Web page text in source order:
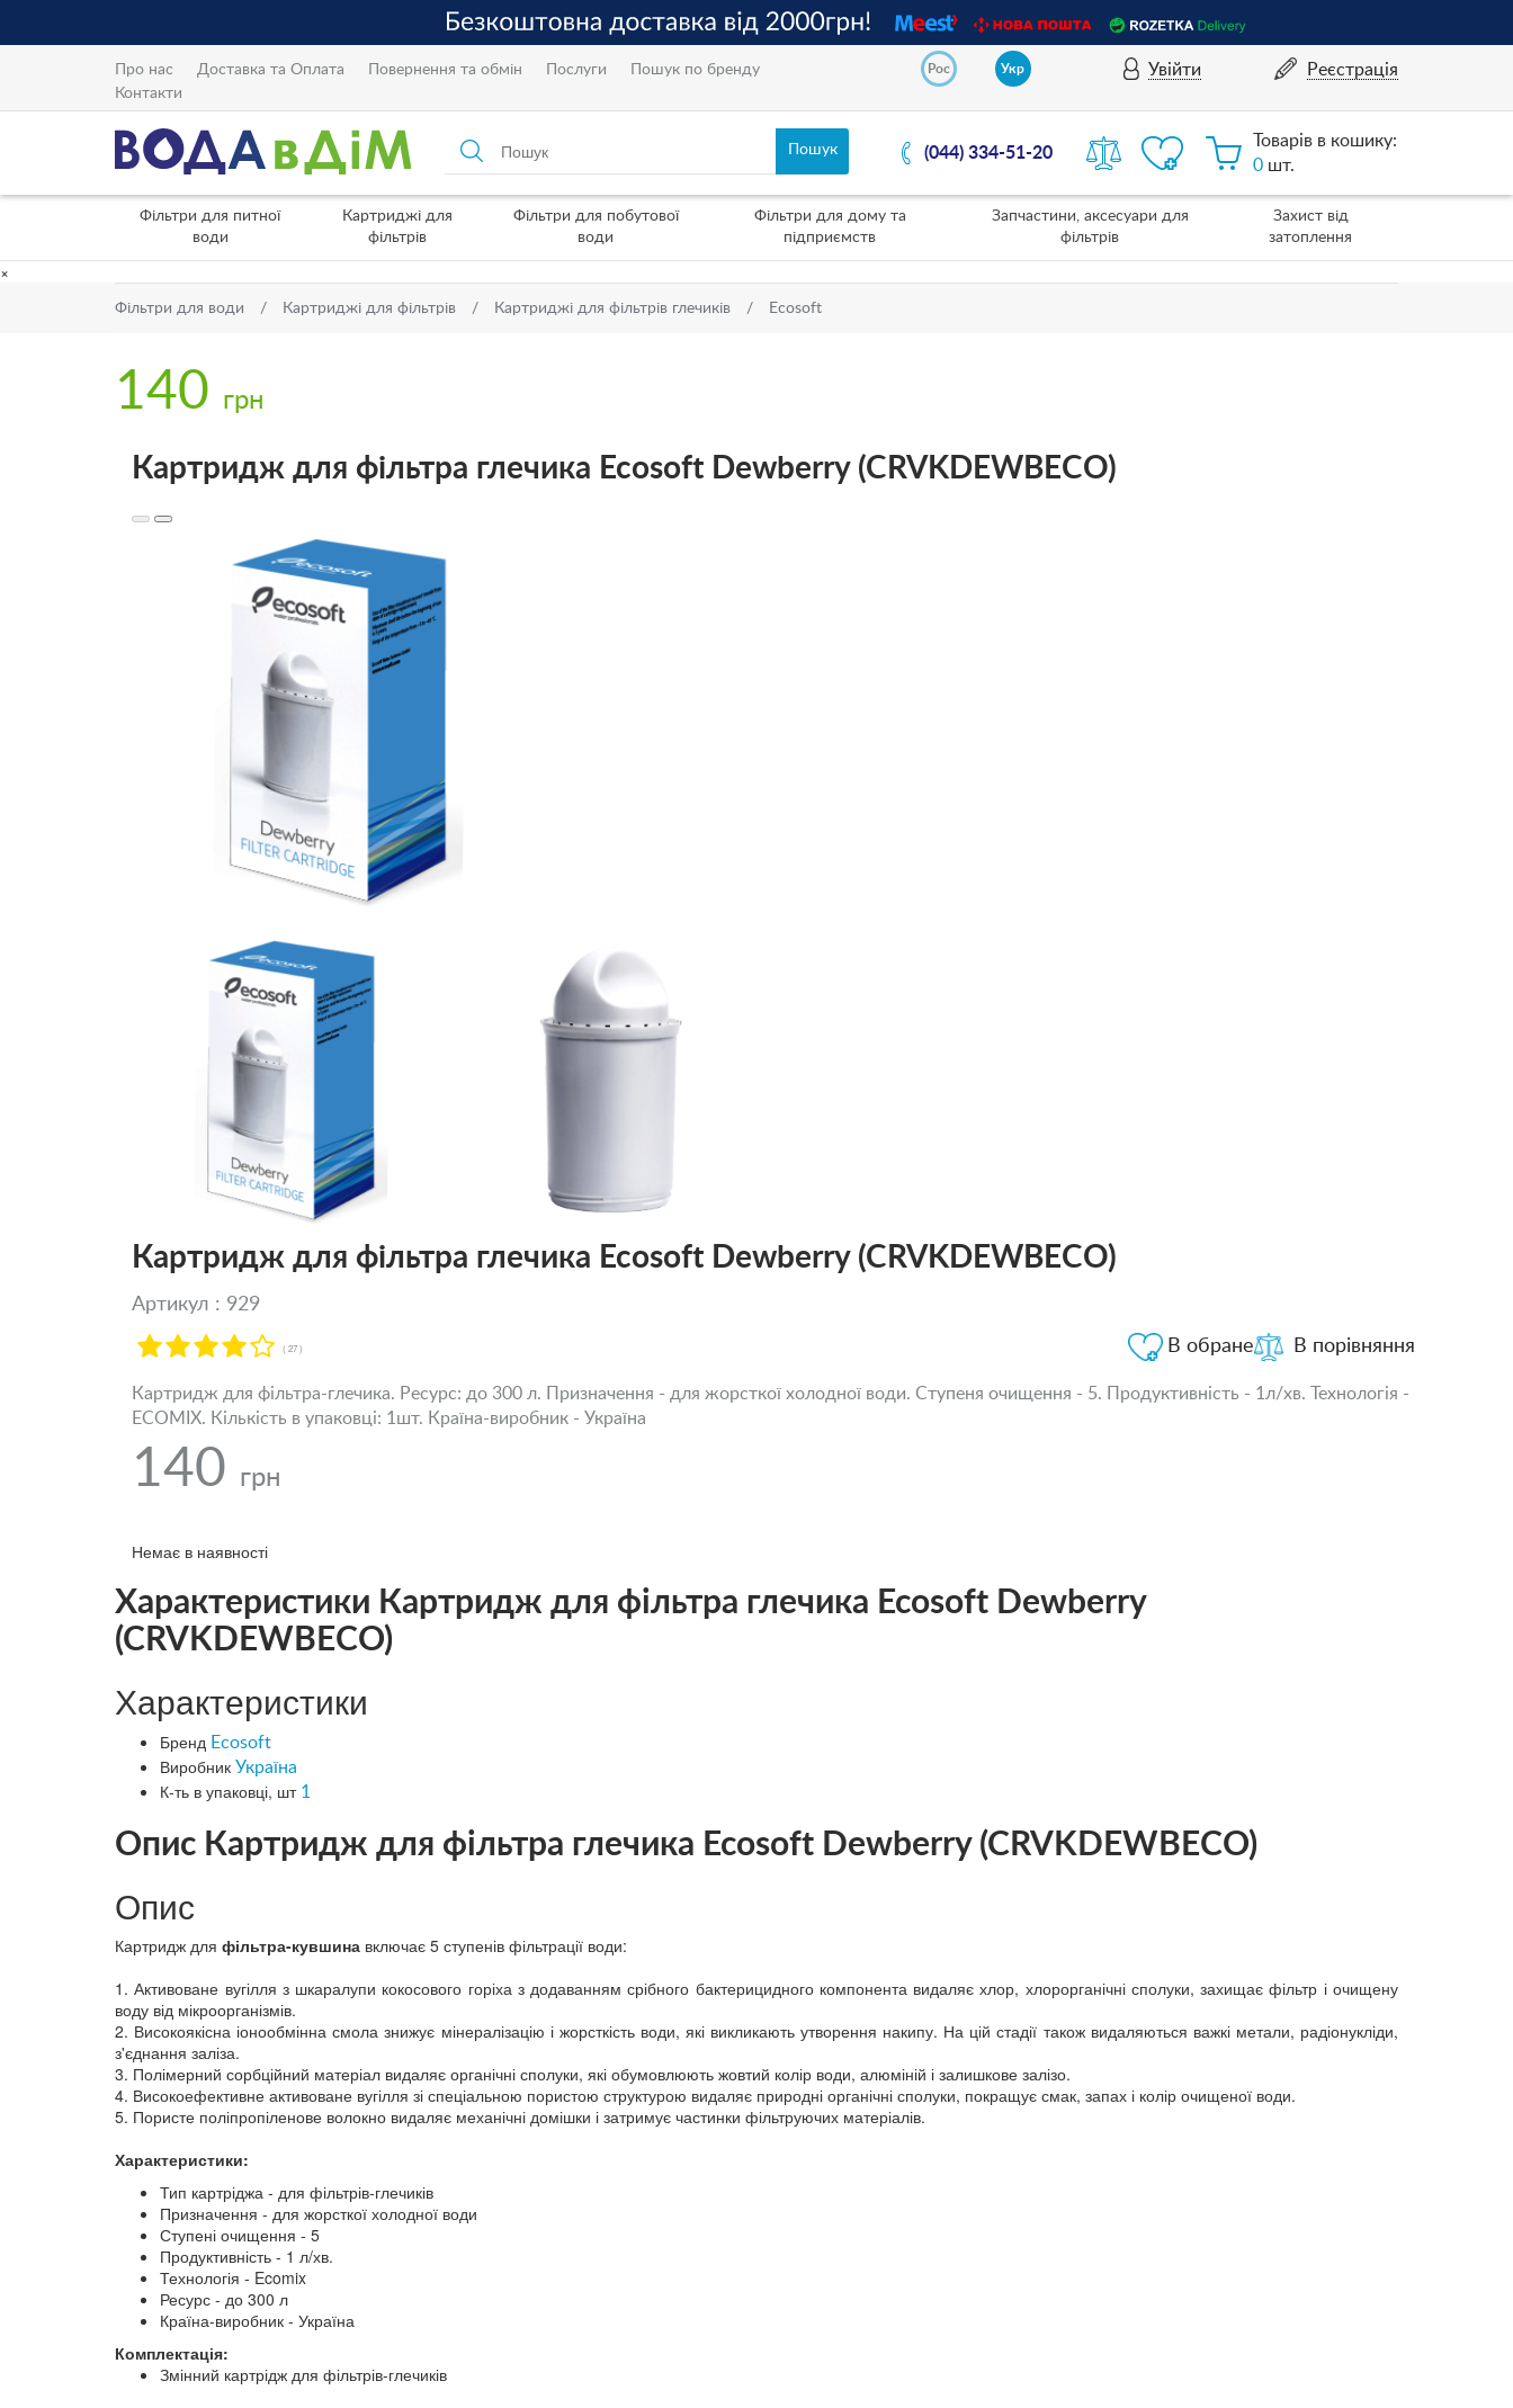
Про нас Доставка та Оплата Повернення та обмін Послуги
Пошук по бренду
Контакти
Рос Укр Увійти Реєстрація
(044) 334-51-20
Товарів в кошику:
0 шт.
Фільтри для питної
води
Картриджі для
фільтрів
Фільтри для побутової
води
Фільтри для дому та
підприємств
Запчастини, аксесуари для
фільтрів
Захист від
затоплення
×
Фільтри для води Картриджі для фільтрів Картриджі для фільтрів глечиків Ecosoft
140 грн
Картридж для фільтра глечика Ecosoft Dewberry (CRVKDEWBECO)
Картридж для фільтра глечика Ecosoft Dewberry (CRVKDEWBECO)
Артикул : 929
( 27 ) В порівняння
В обране
Картридж для фільтра-глечика. Ресурс: до 300 л. Призначення - для жорсткої холодної води. Ступеня очищення - 5. Продуктивність - 1л/хв. Технологія -
ECOMIX. Кількість в упаковці: 1шт. Країна-виробник - Україна
140 грн
Немає в наявності
Характеристики Картридж для фільтра глечика Ecosoft Dewberry
(CRVKDEWBECO)
Характеристики
Бренд Ecosoft
Виробник Україна
К-ть в упаковці, шт 1
Опис Картридж для фільтра глечика Ecosoft Dewberry (CRVKDEWBECO)
Опис
Картридж для фільтра-кувшина включає 5 ступенів фільтрації води:
1. Активоване вугілля з шкаралупи кокосового горіха з додаванням срібного бактерицидного компонента видаляє хлор, хлорорганічні сполуки, захищає фільтр і очищену
воду від мікроорганізмів.
2. Високоякісна іонообмінна смола знижує мінералізацію і жорсткість води, які викликають утворення накипу. На цій стадії також видаляються важкі метали, радіонукліди,
з'єднання заліза.
3. Полімерний сорбційний матеріал видаляє органічні сполуки, які обумовлюють жовтий колір води, алюміній і залишкове залізо.
4. Високоефективне активоване вугілля зі спеціальною пористою структурою видаляє природні органічні сполуки, покращує смак, запах і колір очищеної води.
5. Пористе поліпропіленове волокно видаляє механічні домішки і затримує частинки фільтруючих матеріалів.
Характеристики:
Тип картріджа - для фільтрів-глечиків
Призначення - для жорсткої холодної води
Ступені очищення - 5
Продуктивність - 1 л/хв.
Технологія - Ecomix
Ресурс - до 300 л
Країна-виробник - Україна
Комплектація:
Змінний картрідж для фільтрів-глечиків